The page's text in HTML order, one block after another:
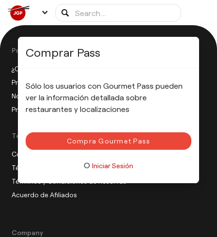
Comprar Pass
Sólo los usuarios con Gourmet Pass pueden
ver la información detallada sobre
restaurantes y localizaciones
Compra Gourmet Pass
O Iniciar Sesión
Product
¿Cómo funciona el JGP?
Preguntas Frecuentes
Notas de Prensa
Programa de afiliados
Terms
Condiciones de venta
Términos de Uso
Términos y Condiciones de Reservas
Acuerdo de Afiliados
Company